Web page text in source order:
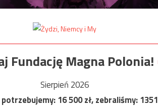
Fundację Magna Polonia!
Sierpień 2026
16 500zł, zebraliśmy:1351